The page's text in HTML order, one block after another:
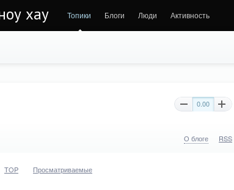
хау Топики Блоги Люди Активность
0.00
О блоге RSS
TOP Просматриваемые